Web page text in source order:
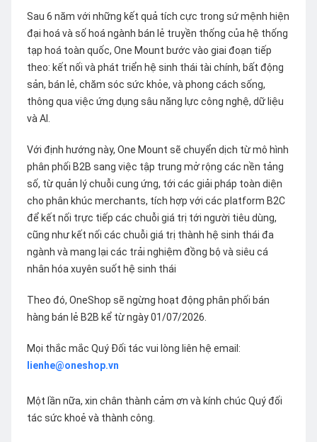
Sau 6 năm với những kết quả tích cực trong sứ mệnh hiện
đại hoá và số hoá ngành bán lẻ truyền thống của hệ thống
tạp hoá toàn quốc, One Mount bước vào giai đoạn tiếp
theo: kết nối và phát triển hệ sinh thái tài chính, bất động
sản, bán lẻ, chăm sóc sức khỏe, và phong cách sống,
thông qua việc ứng dụng sâu năng lực công nghệ, dữ liệu
và AI.
Với định hướng này, One Mount sẽ chuyển dịch từ mô hình
phân phối B2B sang việc tập trung mở rộng các nền tảng
số, từ quản lý chuỗi cung ứng, tới các giải pháp toàn diện
cho phân khúc merchants, tích hợp với các platform B2C
để kết nối trực tiếp các chuỗi giá trị tới người tiêu dùng,
cũng như kết nối các chuỗi giá trị thành hệ sinh thái đa
ngành và mang lại các trải nghiệm đồng bộ và siêu cá
nhân hóa xuyên suốt hệ sinh thái
Theo đó, OneShop sẽ ngừng hoạt động phân phối bán
hàng bán lẻ B2B kể từ ngày 01/07/2026.
Mọi thắc mắc Quý Đối tác vui lòng liên hệ email:
lienhe@oneshop.vn
Một lần nữa, xin chân thành cảm ơn và kính chúc Quý đối
tác sức khoẻ và thành công.